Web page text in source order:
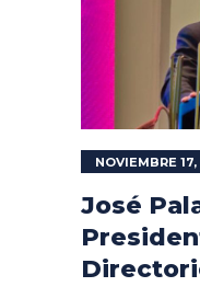
NOVIEMBRE
José